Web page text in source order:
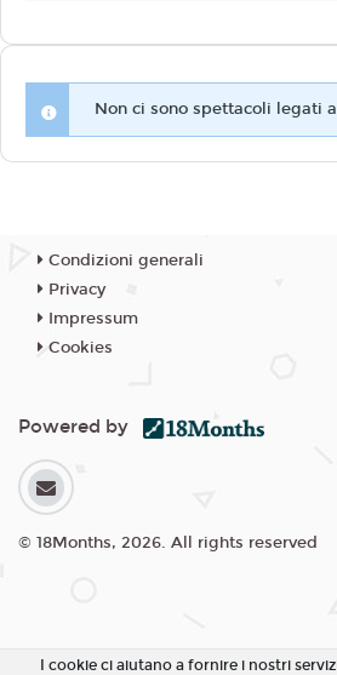
Non ci sono spettacoli legati
Condizioni generali
Privacy
Impressum
Cookies
Powered by
© 18Months, 2026. All rights reserved
I cookie ci aiutano a fornire i nostri